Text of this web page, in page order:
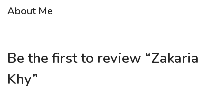
About Me
Be the first to review “Zakaria
Khy”